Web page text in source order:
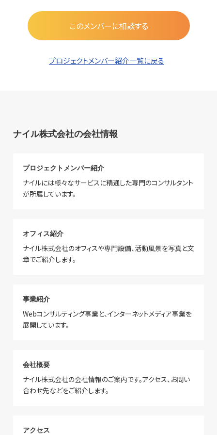
このメンバーに相談する
プロジェクトメンバー紹介一覧に戻る
ナイル株式会社の会社情報
プロジェクトメンバー紹介
ナイルには様々なサービスに精通した専門のコンサルタント
が所属しています。
オフィス紹介
ナイル株式会社のオフィスや専門設備、活動風景を写真と文
章でご紹介します。
事業紹介
Webコンサルティング事業と、インターネットメディア事業を
展開しています。
会社概要
ナイル株式会社の会社情報のご案内です。アクセス、お問い
合わせ先などをご紹介します。
アクセス